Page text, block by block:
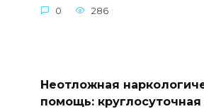
0 286
Неотложная
помощь: круглосуточная